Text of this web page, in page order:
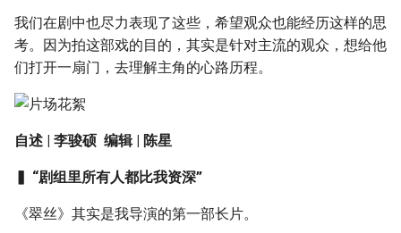
我们在剧中也尽力表现了这些，希望观众也能经历这样的思
考。因为拍这部戏的目的，其实是针对主流的观众，想给他
们打开一扇门，去理解主角的心路历程。
自述 | 李骏硕 编辑 | 陈星
▍ “剧组里所有人都比我资深”
《翠丝》其实是我导演的第一部长片。